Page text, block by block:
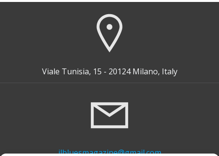
Viale Tunisia, 15 - 20124 Milano, Italy
ilbluesmagazine@gmail.com